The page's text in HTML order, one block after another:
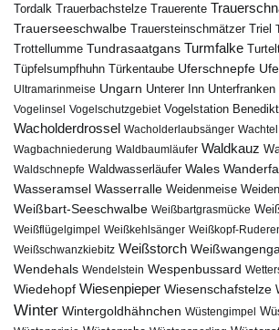
Tordalk Trauerbachstelze Trauerente
Trauerseeschwalbe Trauersteinschmätzer Triel
Trottellumme Tundrasaatgans Turmfalke
Tüpfelsumpfhuhn
Türkentaube Uferschnepfe
Ultramarinmeise Ungarn Unterer Inn Unterfranken
Vogelinsel Vogelschutzgebiet Vogelstation
Wacholderdrossel Wacholderlaubsänger Wachtel
Wagbachniederung Waldbaumläufer Waldkauz
Waldschnepfe Waldwasserläufer Wales
Wasseramsel Wasserralle Weidenmeise
Weißbart-Seeschwalbe Weißbartgrasmücke
Weißflügelgimpel Weißkehlsänger Weißkopf-
Weißschwanzkiebitz Weißstorch
Wendehals Wendelstein Wespenbussard
Wiedehopf Wiesenpieper Wiesenschafstelze
Winter Wintergoldhähnchen Wüstengimpel